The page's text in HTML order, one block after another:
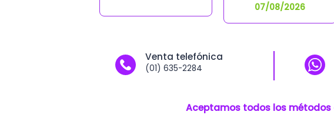
07/08/2026
Venta telefónica
(01) 635-2284
Aceptamos todos los métodos